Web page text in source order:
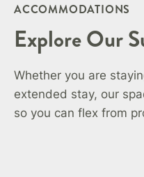
ACCOMMODATIONS
Explore Our
Whether you are
extended stay, our
so you can flex from